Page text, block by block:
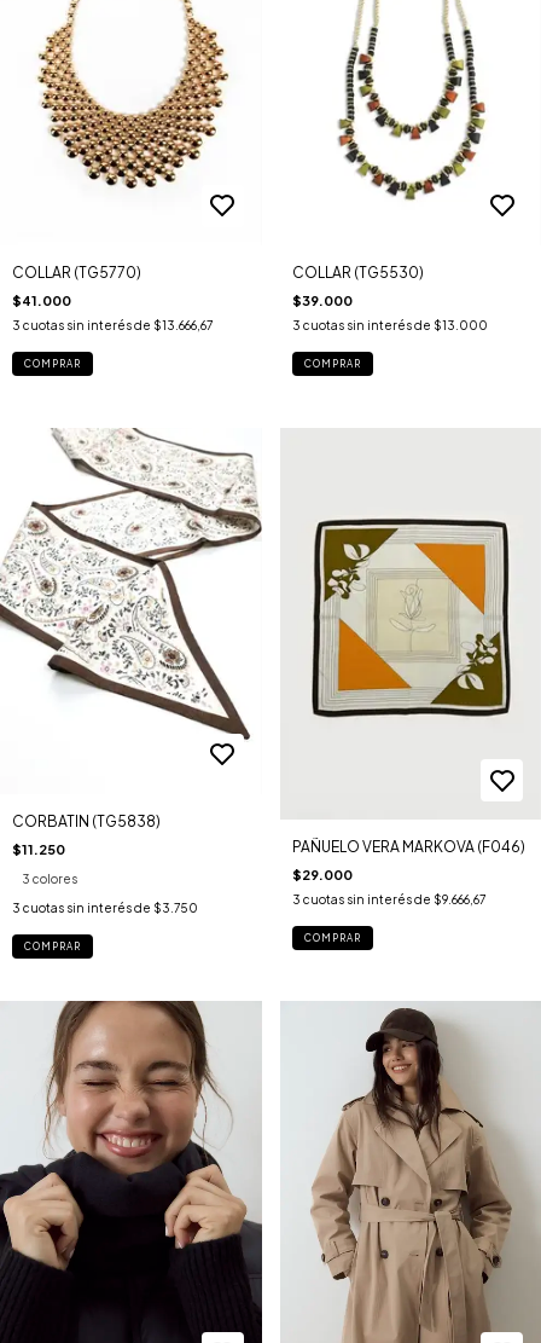
COLLAR (TG5770)
$41.000
3 cuotas sin interés de $13.666,67
COMPRAR
COLLAR (TG5530)
$39.000
3 cuotas sin interés de $13.000
CORBATIN (TG5838)
$11.250
3 colores
3 cuotas sin interés de $3.750
COMPRAR
PAÑUELO VERA MARKOVA (F046)
$29.000
3 cuotas sin interés de $9.666,67
COMPRAR